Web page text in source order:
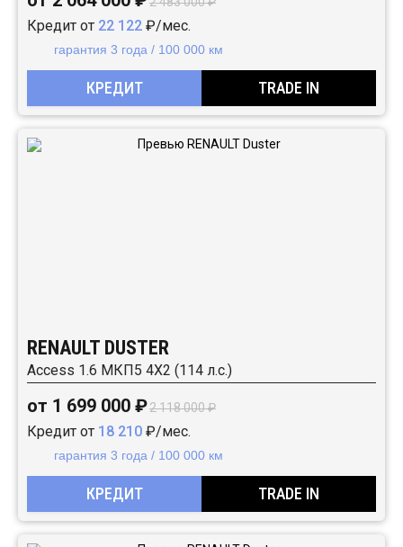
Кредит от 22 122 ₽/мес.
гарантия 3 года / 100 000 км
КРЕДИТ TRADE IN
RENAULT DUSTER
Access 1.6 МКП5 4Х2 (114 л.с.)
от 1 699 000 ₽2 118 000 ₽
Кредит от 18 210 ₽/мес.
гарантия 3 года / 100 000 км
КРЕДИТ TRADE IN